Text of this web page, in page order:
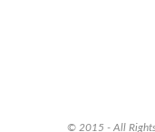
© 2015 - All